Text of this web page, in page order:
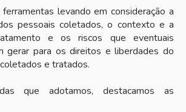
levando em consideração a
pessoais coletados, o contexto e a
e os riscos que eventuais
gerar para os direitos e liberdades do
e tratados.
que adotamos, destacamos as